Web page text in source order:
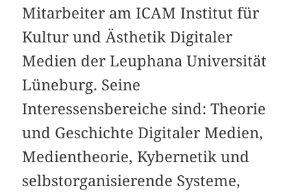
Mitarbeiter am ICAM Institut für
Kultur und Ästhetik Digitaler
Medien der Leuphana Universität
Lüneburg. Seine
Interessensbereiche sind: Theorie
und Geschichte Digitaler Medien,
Medientheorie, Kybernetik und
selbstorganisierende Systeme,